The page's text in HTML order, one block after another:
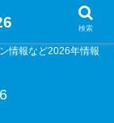
情報など2026年情報
検索